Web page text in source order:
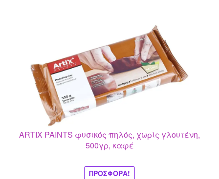
ARTIX PAINTS φυσικός πηλός, χωρίς γλουτένη,
500γρ, καφέ
ΠΡΟΣΦΟΡΆ!